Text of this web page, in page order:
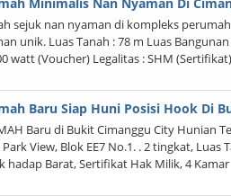
sejuk nan nyaman di kompleks
unik. Luas Tanah : 78 m Luas
watt (Voucher) Legalitas : SHM
Baru Siap Huni Posisi Hook Di
Baru di Bukit Cimanggu City Hunian
View, Blok EE7 No.1. . 2 tingkat, Luas
hadap Barat, Sertifikat Hak Milik, 4